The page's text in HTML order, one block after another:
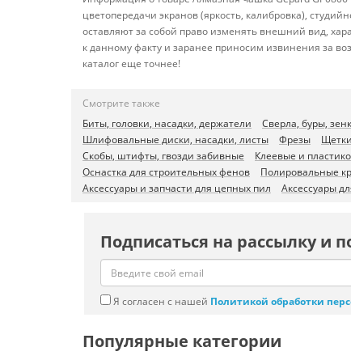
цветопередачи экранов (яркость, калибровка),
оставляют за собой право изменять внешний вид,
к данному факту и заранее приносим извинения за
каталог еще точнее!
Смотрите также
Биты, головки, насадки, держатели
Сверла, буры,
Шлифовальные диски, насадки, листы
Фрезы
Скобы, штифты, гвозди забивные
Клеевые и
Оснастка для строительных фенов
Полировальные
Аксессуары и запчасти для цепных пил
Аксессуары
Подписаться на рассылку и
Я согласен с нашей Политикой обработки
Популярные категории